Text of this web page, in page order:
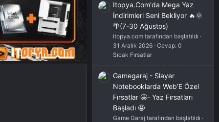
Itopya.Com'da Mega Yaz
İndirimleri Seni Bekliyor 🔥🌞
🌴(7-30 Ağustos)
itopya.com tarafından başlatıldı
31 Aralık 2026 Cevap: 0
Sıcak Fırsatlar
Gamegaraj - Slayer
Notebooklarda Web’E Özel
Fırsatlar 🤩- Yaz Fırsatları
Başladı 🤩
Game Garaj tarafından başlatıldı